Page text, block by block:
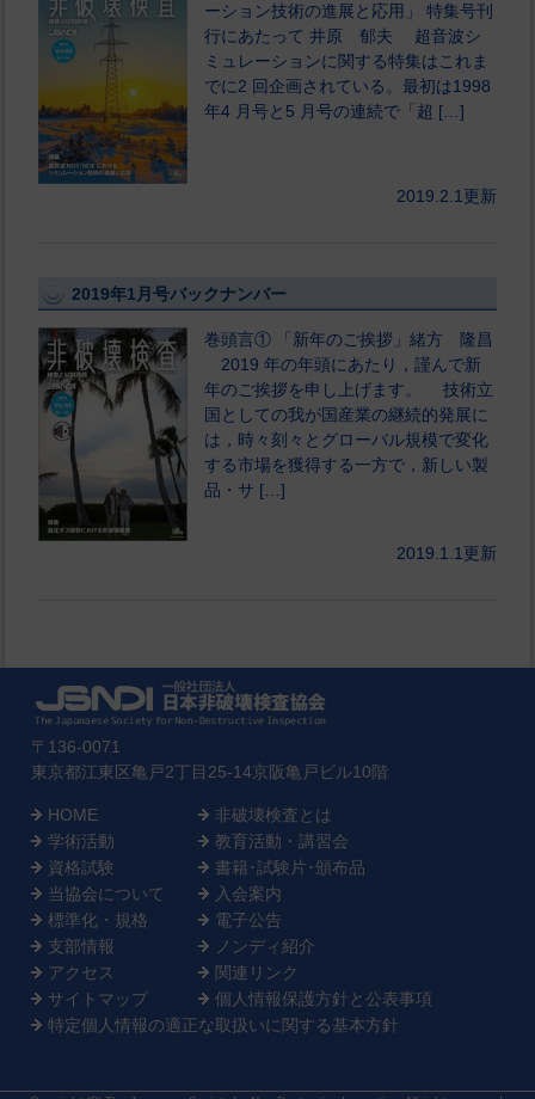
ーション技術の進展と応用」 特集号刊
行にあたって 井原 郁夫 超音波シ
ミュレーションに関する特集はこれま
でに2 回企画されている。最初は1998
年4 月号と5 月号の連続で「超 […]
2019.2.1更新
2019年1月号バックナンバー
巻頭言① 「新年のご挨拶」緒方 隆昌
2019 年の年頭にあたり，謹んで新
年のご挨拶を申し上げます。 技術立
国としての我が国産業の継続的発展に
は，時々刻々とグローバル規模で変化
する市場を獲得する一方で，新しい製
品・サ […]
2019.1.1更新
〒136-0071
東京都江東区亀戸2丁目25-14京阪亀戸ビル10階
HOME
非破壊検査とは
学術活動
教育活動・講習会
資格試験
書籍･試験片･頒布品
当協会について
入会案内
標準化・規格
電子公告
支部情報
ノンディ紹介
アクセス
関連リンク
サイトマップ
個人情報保護方針と公表事項
特定個人情報の適正な取扱いに関する基本方針